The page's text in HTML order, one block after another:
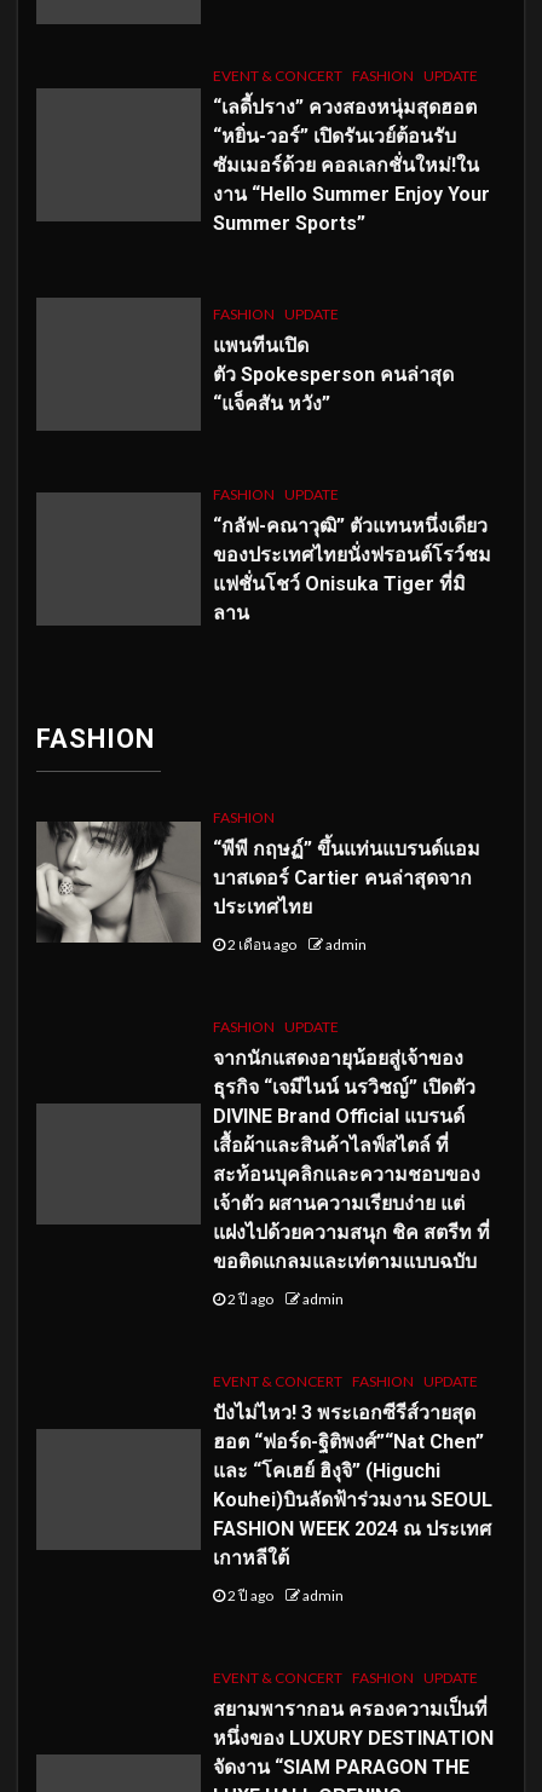
EVENT & CONCERT FASHION UPDATE
“เลดี้ปราง” ควงสองหนุ่มสุดฮอต
“หยิ่น-วอร์” เปิดรันเวย์ต้อนรับ
ซัมเมอร์ด้วย คอลเลกชั่นใหม่!ใน
งาน “Hello Summer Enjoy Your
Summer Sports”
FASHION UPDATE
แพนทีนเปิด
ตัว Spokesperson คนล่าสุด
“แจ็คสัน หวัง”
FASHION UPDATE
“กลัฟ-คณาวุฒิ” ตัวแทนหนึ่งเดียว
ของประเทศไทยนั่งฟรอนต์โรว์ชม
แฟชั่นโชว์ Onisuka Tiger ที่มิ
ลาน
FASHION
FASHION
“พีพี กฤษฏ์” ขึ้นแท่นแบรนด์แอม
บาสเดอร์ Cartier คนล่าสุดจาก
ประเทศไทย
2 เดือน ago admin
FASHION UPDATE
จากนักแสดงอายุน้อยสู่เจ้าของ
ธุรกิจ “เจมีไนน์ นรวิชญ์” เปิดตัว
DIVINE Brand Official แบรนด์
เสื้อผ้าและสินค้าไลฟ์สไตล์ ที่
สะท้อนบุคลิกและความชอบของ
เจ้าตัว ผสานความเรียบง่าย แต่
แฝงไปด้วยความสนุก ชิค สตรีท ที่
ขอติดแกลมและเท่ตามแบบฉบับ
2 ปี ago admin
EVENT & CONCERT FASHION UPDATE
ปังไม่ไหว! 3 พระเอกซีรีส์วายสุด
ฮอต “ฟอร์ด-ฐิติพงศ์”“Nat Chen”
และ “โคเฮย์ ฮิงุจิ” (Higuchi
Kouhei)บินลัดฟ้าร่วมงาน SEOUL
FASHION WEEK 2024 ณ ประเทศ
เกาหลีใต้
2 ปี ago admin
EVENT & CONCERT FASHION UPDATE
สยามพารากอน ครองความเป็นที่
หนึ่งของ LUXURY DESTINATION
จัดงาน “SIAM PARAGON THE